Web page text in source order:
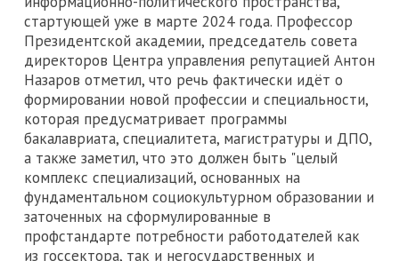
стартующей уже в марте 2024 года. Профессор
Президентской академии, председатель совета
директоров Центра управления репутацией Антон
Назаров отметил, что речь фактически идёт о
формировании новой профессии и специальности,
которая предусматривает программы
бакалавриата, специалитета, магистратуры и ДПО,
а также заметил, что это должен быть "целый
комплекс специализаций, основанных на
фундаментальном социокультурном образовании и
заточенных на сформулированные в
профстандарте потребности работодателей как
из госсектора, так и негосударственных и